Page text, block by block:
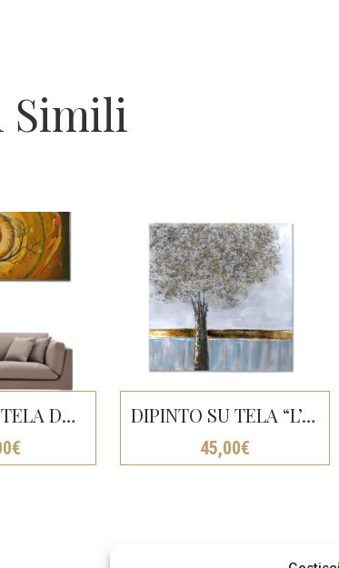
Simili
DIPINTO SU TELA DANZATRICI INTORNO AD ALBERO CUORE CM 150X80
€
DIPINTO SU TELA “L’ALBERO DELL’ETERNITÀ” CM 100×100
45,00€